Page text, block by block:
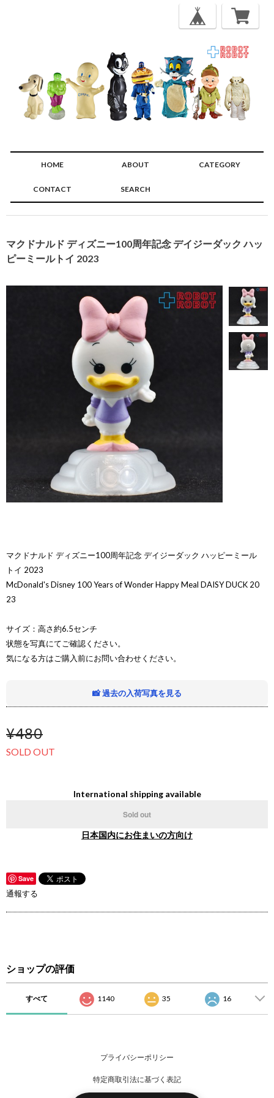
HOME ABOUT CATEGORY
CONTACT SEARCH
マクドナルド ディズニー100周年記念 デイジーダック ハッ
ピーミールトイ 2023
マクドナルド ディズニー100周年記念 デイジーダック ハッピーミール
トイ 2023
McDonald's Disney 100 Years of Wonder Happy Meal DAISY DUCK 20
23
サイズ：高さ約6.5センチ
状態を写真にてご確認ください。
気になる方はご購入前にお問い合わせください。
📸 過去の入荷写真を見る
¥480
SOLD OUT
International shipping available
Sold out
日本国内にお住まいの方向け
Save
通報する
ショップの評価
すべて 1140 35 16
プライバシーポリシー
特定商取引法に基づく表記